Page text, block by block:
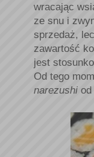
wracając
ze snu i
sprzedaż,
zawartość
jest
Od tego
narezushi od